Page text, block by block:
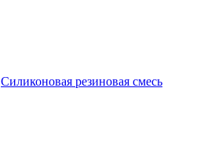
Силиконовая резиновая смесь